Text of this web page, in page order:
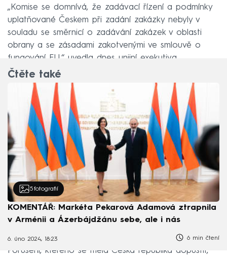
„Komise se domnívá, že zadávací řízení a podmínky
uplatňované Českem při zadání zakázky nebyly v
souladu se směrnicí o zadávání zakázek v oblasti
obrany a se zásadami zakotvenými ve smlouvě o
fungování EU,“ uvedla dnes unijní exekutiva.
Čtěte také
5 fotografií
KOMENTÁŘ: Markéta Pekarová Adamová ztrapnila
v Arménii a Ázerbájdžánu sebe, ale i nás
6. úno 2024, 18:23 6 min čtení
Porušení, kterého se měla Česká republika dopustit,